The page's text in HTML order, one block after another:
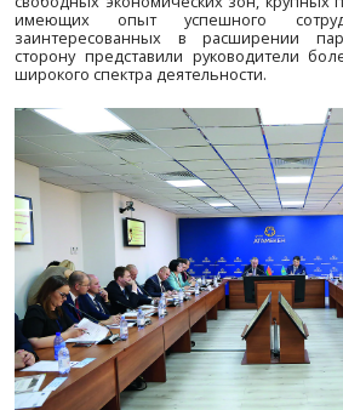
Мероприятие было
промышленной палатой во
ассоциациями –
Национальной палатой
«Атамекен» – в рамках визита в
Премьер-министра
проведения 17-го заседания
Казахстанской комиссии
сотрудничеству.
В заседании Делового совета
представители
свободных экономических зон,
имеющих опыт
заинтересованных в
сторону представили
широкого спектра деятельности.